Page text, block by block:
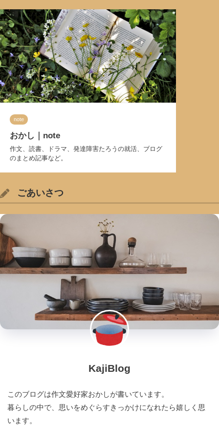
note
おかし｜note
作文、読書、ドラマ、発達障害たろうの就活、ブログ
のまとめ記事など。
ごあいさつ
KajiBlog
このブログは作文愛好家おかしが書いています。
暮らしの中で、思いをめぐらすきっかけになれたら嬉しく思
います。